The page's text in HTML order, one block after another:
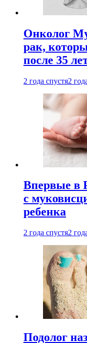
Онколог
рак,
после 35
2 года спустя2
Впервые в
с
ребенка
2 года спустя2
Подолог